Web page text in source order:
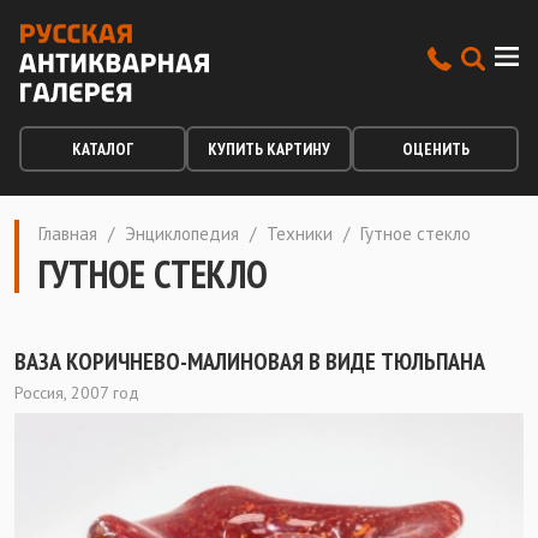
КАТАЛОГ КУПИТЬ КАРТИНУ ОЦЕНИТЬ
Главная / Энциклопедия / Техники / Гутное стекло
ГУТНОЕ СТЕКЛО
ВАЗА КОРИЧНЕВО-МАЛИНОВАЯ В ВИДЕ ТЮЛЬПАНА
Россия, 2007 год